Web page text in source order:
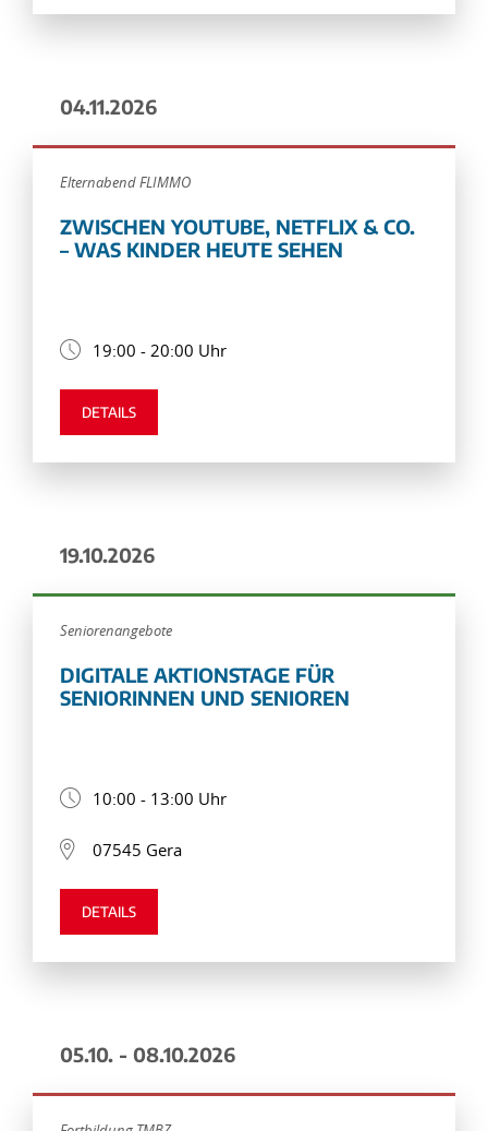
04.11.2026
Elternabend FLIMMO
ZWISCHEN YOUTUBE, NETFLIX & CO.
– WAS KINDER HEUTE SEHEN
19:00 - 20:00 Uhr
DETAILS
19.10.2026
Seniorenangebote
DIGITALE AKTIONSTAGE FÜR
SENIORINNEN UND SENIOREN
10:00 - 13:00 Uhr
07545 Gera
DETAILS
05.10. - 08.10.2026